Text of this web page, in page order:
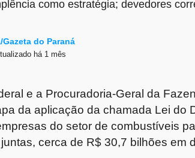
como estratégia; devedores
do Paraná
há 1 mês
e a Procuradoria-Geral da
da aplicação da chamada Lei do
do setor de combustíveis
cerca de R$ 30,7 bilhões em